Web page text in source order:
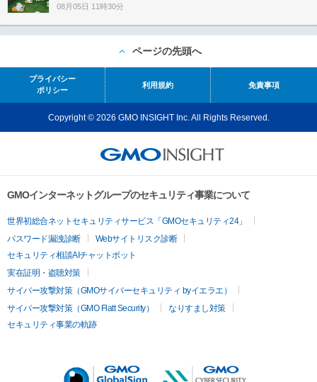
08月05日 11時30分
ページの先頭へ
プライバシー
ポリシー
利用規約 免責事項
Copyright © 2026 GMO INSIGHT Inc. All Rights Reserved.
GMOインターネットグループのセキュリティ事業について
世界初総合ネットセキュリティサービス「GMOセキュリティ24」
パスワード漏洩診断
Webサイトリスク診断
セキュリティ相談AIチャットボット
実在証明・盗聴対策
サイバー攻撃対策（GMOサイバーセキュリティ byイエラエ）
サイバー攻撃対策（GMO Flatt Security）
なりすまし対策
セキュリティ事業の軌跡